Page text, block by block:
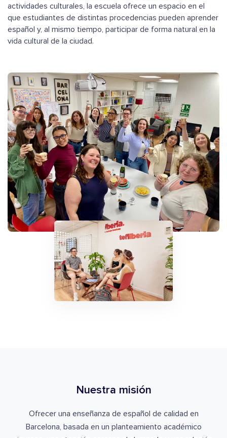
actividades culturales, la escuela ofrece un espacio en el
que estudiantes de distintas procedencias pueden aprender
español y, al mismo tiempo, participar de forma natural en la
vida cultural de la ciudad.
Nuestra misión
Ofrecer una enseñanza de español de calidad en
Barcelona, basada en un planteamiento académico